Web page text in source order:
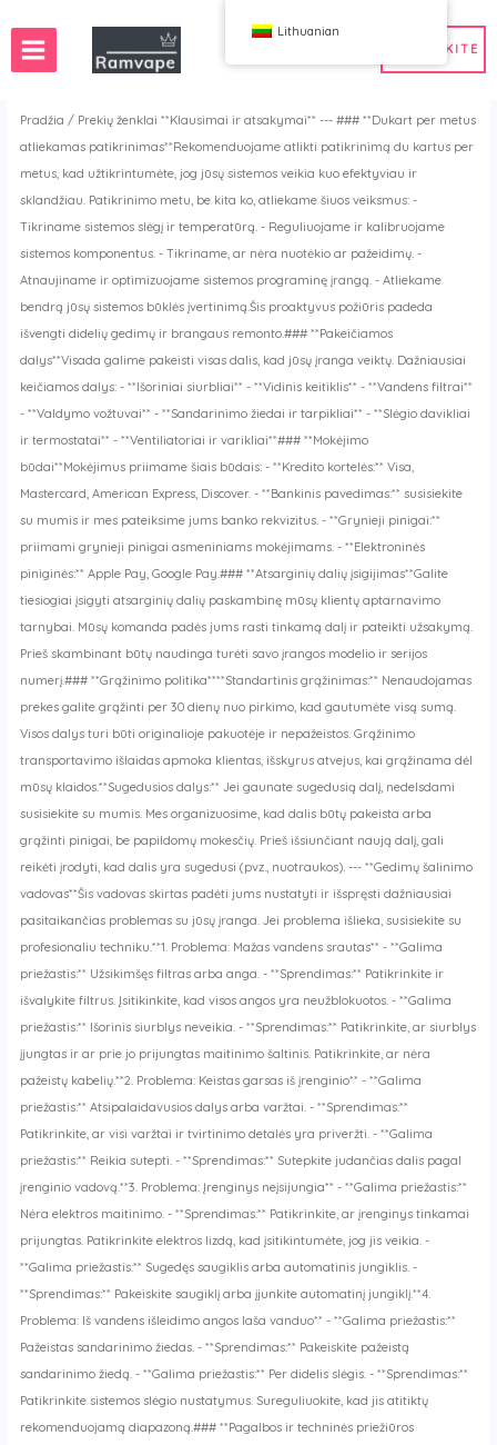
prie
turinio
SUSISIEKITE
Pradžia / Prekių ženklai **Klausimai ir atsakymai** --- ### **Dukart per metus
atliekamas patikrinimas**Rekomenduojame atlikti patikrinimą du kartus per
metus, kad užtikrintumėte, jog jūsų sistemos veikia kuo efektyviau ir
sklandžiau. Patikrinimo metu, be kita ko, atliekame šiuos veiksmus: -
Tikriname sistemos slėgį ir temperatūrą. - Reguliuojame ir kalibruojame
sistemos komponentus. - Tikriname, ar nėra nuotėkio ar pažeidimų. -
Atnaujiname ir optimizuojame sistemos programinę įrangą. - Atliekame
bendrą jūsų sistemos būklės įvertinimą.Šis proaktyvus požiūris padeda
išvengti didelių gedimų ir brangaus remonto.### **Pakeičiamos
dalys**Visada galime pakeisti visas dalis, kad jūsų įranga veiktų. Dažniausiai
keičiamos dalys: - **Išoriniai siurbliai** - **Vidinis keitiklis** - **Vandens filtrai**
- **Valdymo vožtuvai** - **Sandarinimo žiedai ir tarpikliai** - **Slėgio davikliai
ir termostatai** - **Ventiliatoriai ir varikliai**### **Mokėjimo
būdai**Mokėjimus priimame šiais būdais: - **Kredito kortelės:** Visa,
Mastercard, American Express, Discover. - **Bankinis pavedimas:** susisiekite
su mumis ir mes pateiksime jums banko rekvizitus. - **Grynieji pinigai:**
priimami grynieji pinigai asmeniniams mokėjimams. - **Elektroninės
piniginės:** Apple Pay, Google Pay.### **Atsarginių dalių įsigijimas**Galite
tiesiogiai įsigyti atsarginių dalių paskambinę mūsų klientų aptarnavimo
tarnybai. Mūsų komanda padės jums rasti tinkamą dalį ir pateikti užsakymą.
Prieš skambinant būtų naudinga turėti savo įrangos modelio ir serijos
numerį.### **Grąžinimo politika****Standartinis grąžinimas:** Nenaudojamas
prekes galite grąžinti per 30 dienų nuo pirkimo, kad gautumėte visą sumą.
Visos dalys turi būti originalioje pakuotėje ir nepažeistos. Grąžinimo
transportavimo išlaidas apmoka klientas, išskyrus atvejus, kai grąžinama dėl
mūsų klaidos.**Sugedusios dalys:** Jei gaunate sugedusią dalį, nedelsdami
susisiekite su mumis. Mes organizuosime, kad dalis būtų pakeista arba
grąžinti pinigai, be papildomų mokesčių. Prieš išsiunčiant naują dalį, gali
reikėti įrodyti, kad dalis yra sugedusi (pvz., nuotraukos). --- **Gedimų šalinimo
vadovas**Šis vadovas skirtas padėti jums nustatyti ir išspręsti dažniausiai
pasitaikančias problemas su jūsų įranga. Jei problema išlieka, susisiekite su
profesionaliu techniku.**1. Problema: Mažas vandens srautas** - **Galima
priežastis:** Užsikimšęs filtras arba anga. - **Sprendimas:** Patikrinkite ir
išvalykite filtrus. Įsitikinkite, kad visos angos yra neužblokuotos. - **Galima
priežastis:** Išorinis siurblys neveikia. - **Sprendimas:** Patikrinkite, ar siurblys
įjungtas ir ar prie jo prijungtas maitinimo šaltinis. Patikrinkite, ar nėra
pažeistų kabelių.**2. Problema: Keistas garsas iš įrenginio** - **Galima
priežastis:** Atsipalaidavusios dalys arba varžtai. - **Sprendimas:**
Patikrinkite, ar visi varžtai ir tvirtinimo detalės yra priveržti. - **Galima
priežastis:** Reikia sutepti. - **Sprendimas:** Sutepkite judančias dalis pagal
įrenginio vadovą.**3. Problema: Įrenginys neįsijungia** - **Galima priežastis:**
Nėra elektros maitinimo. - **Sprendimas:** Patikrinkite, ar įrenginys tinkamai
prijungtas. Patikrinkite elektros lizdą, kad įsitikintumėte, jog jis veikia. -
**Galima priežastis:** Sugedęs saugiklis arba automatinis jungiklis. -
**Sprendimas:** Pakeiskite saugiklį arba įjunkite automatinį jungiklį.**4.
Problema: Iš vandens išleidimo angos laša vanduo** - **Galima priežastis:**
Pažeistas sandarinimo žiedas. - **Sprendimas:** Pakeiskite pažeistą
sandarinimo žiedą. - **Galima priežastis:** Per didelis slėgis. - **Sprendimas:**
Patikrinkite sistemos slėgio nustatymus. Sureguliuokite, kad jis atitiktų
rekomenduojamą diapazoną.### **Pagalbos ir techninės priežiūros
50 vnt.
Prancūzijos didmeninė prekyba vape
vape
didmeninė prekyba vapeIspanijos didmeninė prekyba vape
vape
Spąstai
FIHP
BAR
HIFANCY
OKSO
man
Stag Bar
Naudojimas
Vozol
Lithuanian